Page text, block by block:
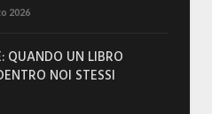
2026
QUANDO UN LIBRO
NOI STESSI